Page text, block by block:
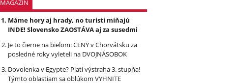
MAGAZÍN
Máme hory aj hrady, no turisti míňajú
INDE! Slovensko ZAOSTÁVA aj za susedmi
Je to čierne na bielom: CENY v Chorvátsku za
posledné roky vyleteli na DVOJNÁSOBOK
Dovolenka v Egypte? Platí výstraha 3. stupňa!
Týmto oblastiam sa oblúkom VYHNITE